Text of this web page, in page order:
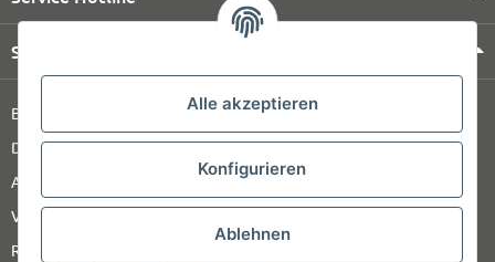
Alle akzeptieren
Konfigurieren
Ablehnen
Shop Service
Barrierefreiheitserklärung
Datenschutz
AGB
Versandinformationen
Retour